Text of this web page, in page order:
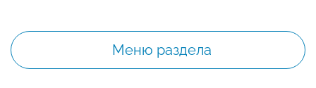
Меню раздела